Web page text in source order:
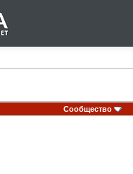
Сообщество